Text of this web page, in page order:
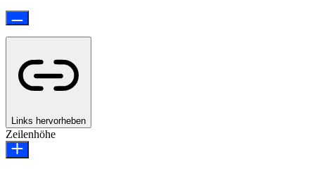
Links hervorheben
Zeilenhöhe